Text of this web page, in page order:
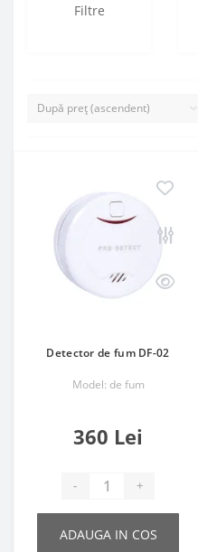
Filtre
Detector de fum DF-02
Model: de fum
360 Lei
- +
ADAUGA IN COS